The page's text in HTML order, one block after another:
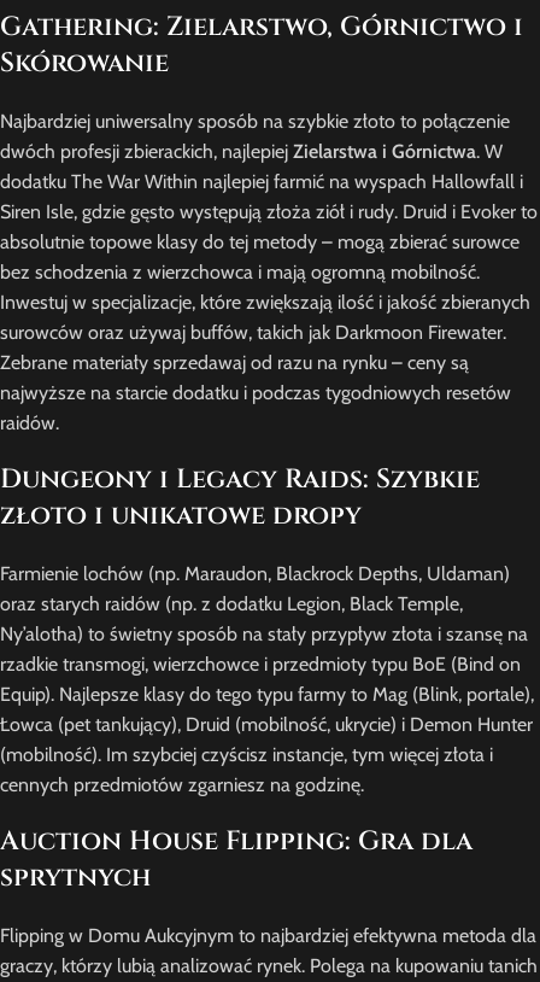
Gathering: Zielarstwo, Górnictwo i
Skórowanie
Najbardziej uniwersalny sposób na szybkie złoto to połączenie
dwóch profesji zbierackich, najlepiej Zielarstwa i Górnictwa. W
dodatku The War Within najlepiej farmić na wyspach Hallowfall i
Siren Isle, gdzie gęsto występują złoża ziół i rudy. Druid i Evoker to
absolutnie topowe klasy do tej metody – mogą zbierać surowce
bez schodzenia z wierzchowca i mają ogromną mobilność.
Inwestuj w specjalizacje, które zwiększają ilość i jakość zbieranych
surowców oraz używaj buffów, takich jak Darkmoon Firewater.
Zebrane materiały sprzedawaj od razu na rynku – ceny są
najwyższe na starcie dodatku i podczas tygodniowych resetów
raidów.
Dungeony i Legacy Raids: Szybkie
złoto i unikatowe dropy
Farmienie lochów (np. Maraudon, Blackrock Depths, Uldaman)
oraz starych raidów (np. z dodatku Legion, Black Temple,
Ny’alotha) to świetny sposób na stały przypływ złota i szansę na
rzadkie transmogi, wierzchowce i przedmioty typu BoE (Bind on
Equip). Najlepsze klasy do tego typu farmy to Mag (Blink, portale),
Łowca (pet tankujący), Druid (mobilność, ukrycie) i Demon Hunter
(mobilność). Im szybciej czyścisz instancje, tym więcej złota i
cennych przedmiotów zgarniesz na godzinę.
Auction House Flipping: Gra dla
sprytnych
Flipping w Domu Aukcyjnym to najbardziej efektywna metoda dla
graczy, którzy lubią analizować rynek. Polega na kupowaniu tanich